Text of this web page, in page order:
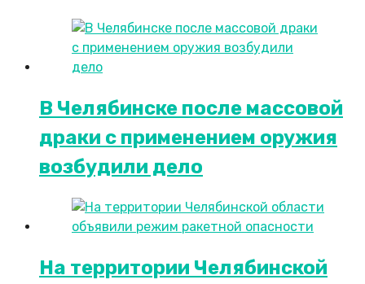
В Челябинске после массовой
драки с применением оружия
возбудили дело
На территории Челябинской